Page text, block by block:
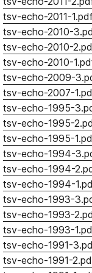
tsv-echo-2011-
tsv-echo-2010-
tsv-echo-2010-
tsv-echo-2010-
tsv-echo-2009-
tsv-echo-2007-
tsv-echo-1995-
tsv-echo-1995-
tsv-echo-1995-
tsv-echo-1994-
tsv-echo-1994-
tsv-echo-1994-
tsv-echo-1993-
tsv-echo-1993-
tsv-echo-1993-
tsv-echo-1991-
tsv-echo-1991-